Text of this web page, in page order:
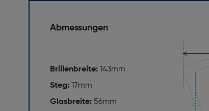
Abmessungen
Brillenbreite: 143mm
Steg: 17mm
Glasbreite: 56mm